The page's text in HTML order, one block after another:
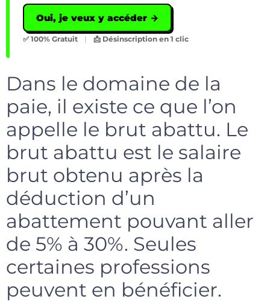
Oui, je veux y accéder →
✅ 100% Gratuit | 📩 Désinscription en 1 clic
Dans le domaine de la
paie, il existe ce que l’on
appelle le brut abattu. Le
brut abattu est le salaire
brut obtenu après la
déduction d’un
abattement pouvant aller
de 5% à 30%. Seules
certaines professions
peuvent en bénéficier.